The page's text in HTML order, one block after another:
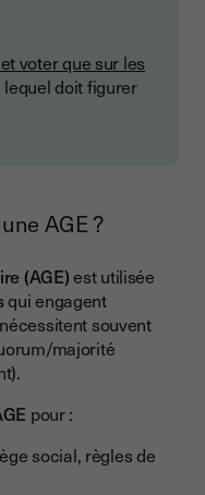
voter que sur les
lequel doit figurer
AGE ?
(AGE)est utilisée
qui engagent
souvent
majorité
pour :
social, règles de